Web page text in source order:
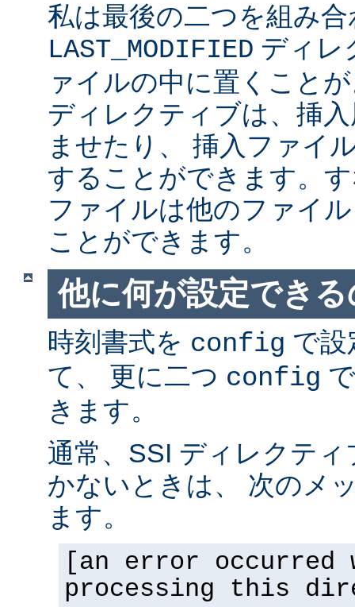
私は最後の二つを組み
LAST_MODIFIED ディレ
ァイルの中に置くこと
ディレクティブは、挿
ませたり、 挿入ファイ
することができます。
ファイルは他のファイ
ことができます。
他に何が設定でき
時刻書式を config で設
て、 更に二つ config
きます。
通常、SSI ディレクテ
かないときは、 次のメ
ます。
[an error occurred
processing this